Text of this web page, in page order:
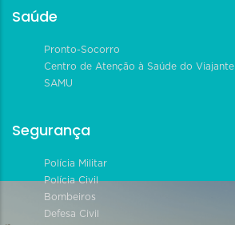
Saúde
Pronto-Socorro
Centro de Atenção à Saúde do Viajante
SAMU
Segurança
Polícia Militar
Polícia Civil
Bombeiros
Defesa Civil